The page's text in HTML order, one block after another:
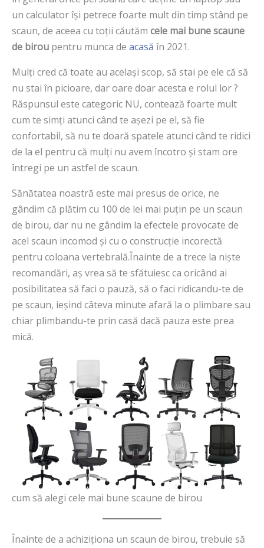
un calculator își petrece foarte mult din timp stând pe
scaun, de aceea cu toții căutăm cele mai bune scaune
de birou pentru munca de acasă în 2021.
Mulți cred că toate au același scop, să stai pe ele că să
nu stai în picioare, dar oare doar acesta e rolul lor ?
Răspunsul este categoric NU, contează foarte mult
cum te simți atunci când te așezi pe el, să fie
confortabil, să nu te doară spatele atunci când te ridici
de la el pentru că mulți nu avem încotro și stam ore
întregi pe un astfel de scaun.
Sănătatea noastră este mai presus de orice, ne
gândim că plătim cu 100 de lei mai puțin pe un scaun
de birou, dar nu ne gândim la efectele provocate de
acel scaun incomod și cu o construcție incorectă
pentru coloana vertebrală.Înainte de a trece la niște
recomandări, aș vrea să te sfătuiesc ca oricând ai
posibilitatea să faci o pauză, să o faci ridicandu-te de
pe scaun, ieșind câteva minute afară la o plimbare sau
chiar plimbandu-te prin casă dacă pauza este prea
mică.
cum să alegi cele mai bune scaune de birou
Înainte de a achiziționa un scaun de birou, trebuie să